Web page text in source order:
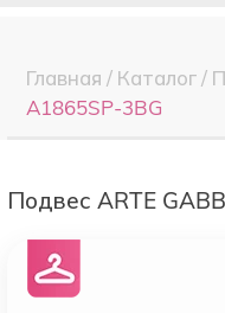
Главная / Каталог/
A1865SP-3BG
Подвес ARTE